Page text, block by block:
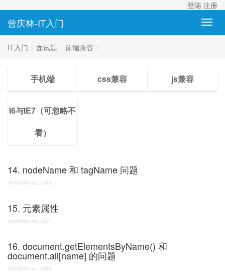
登陆 注册
曾庆林-IT入门
IT入门 > 面试题 > 前端兼容 >
手机端 css兼容 js兼容
I6与IE7（可忽略不
看）
14. nodeName 和 tagName 问题
1970/01/01 点击： 6213
15. 元素属性
1970/01/01 点击： 6257
16. document.getElementsByName() 和
document.all[name] 的问题
1970/01/01 点击： 6282